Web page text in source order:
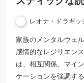
レオナ・ドラギッ
家族のメンタルウェ
感情的なレジリエン
は、相互関係、マイ
ケーションを強調す